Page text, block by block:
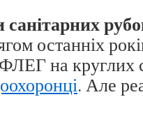
останніх
на круглих
. Але